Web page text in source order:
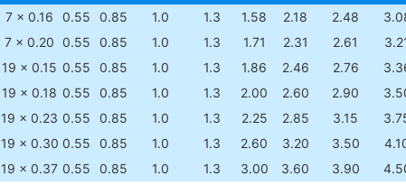
7 × 0.16 0.55 0.85 1.0 1.3 1.58 2.18 2.48
7 × 0.20 0.55 0.85 1.0 1.3 1.71 2.31 2.61
19 × 0.15 0.55 0.85 1.0 1.3 1.86 2.46 2.76
19 × 0.18 0.55 0.85 1.0 1.3 2.00 2.60 2.90
19 × 0.23 0.55 0.85 1.0 1.3 2.25 2.85 3.15
19 × 0.30 0.55 0.85 1.0 1.3 2.60 3.20 3.50
19 × 0.37 0.55 0.85 1.0 1.3 3.00 3.60 3.90